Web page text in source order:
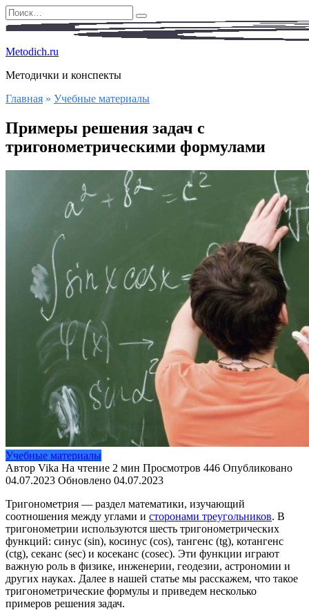
Перейти
к
Search
for:
Metodich.ru
Методички и конспекты
Главная » Учебные материалы
Примеры решения задач с
тригонометрическими формулами
Учебные материалы
Автор Vika На чтение 2 мин Просмотров 446 Опубликовано
04.07.2023 Обновлено 04.07.2023
Тригонометрия — раздел математики, изучающий
соотношения между углами и сторонами треугольников. В
тригонометрии используются шесть тригонометрических
функций: синус (sin), косинус (cos), тангенс (tg), котангенс
(ctg), секанс (sec) и косеканс (cosec). Эти функции играют
важную роль в физике, инженерии, геодезии, астрономии и
других науках. Далее в нашей статье мы расскажем, что такое
тригонометрические формулы и приведем несколько
примеров решения задач.